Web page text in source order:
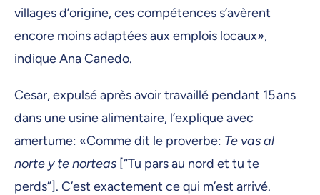
villages d’origine, ces compétences s’avèrent
encore moins adaptées aux emplois locaux»,
indique Ana Canedo.
Cesar, expulsé après avoir travaillé pendant 15 ans
dans une usine alimentaire, l’explique avec
amertume: «Comme dit le proverbe: Te vas al
norte y te norteas [“Tu pars au nord et tu te
perds”]. C’est exactement ce qui m’est arrivé.